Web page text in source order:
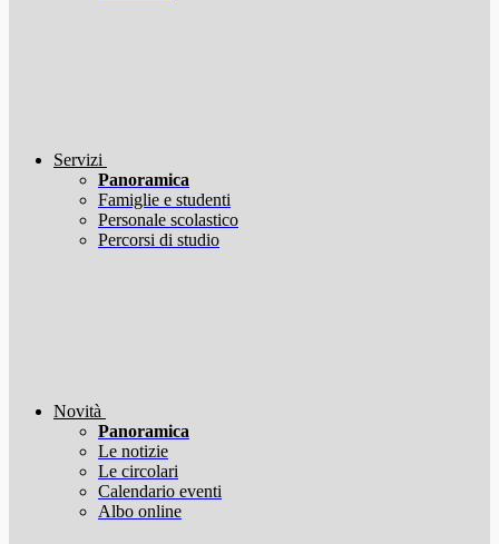
Servizi
Panoramica
Famiglie e studenti
Personale scolastico
Percorsi di studio
Novità
Panoramica
Le notizie
Le circolari
Calendario eventi
Albo online